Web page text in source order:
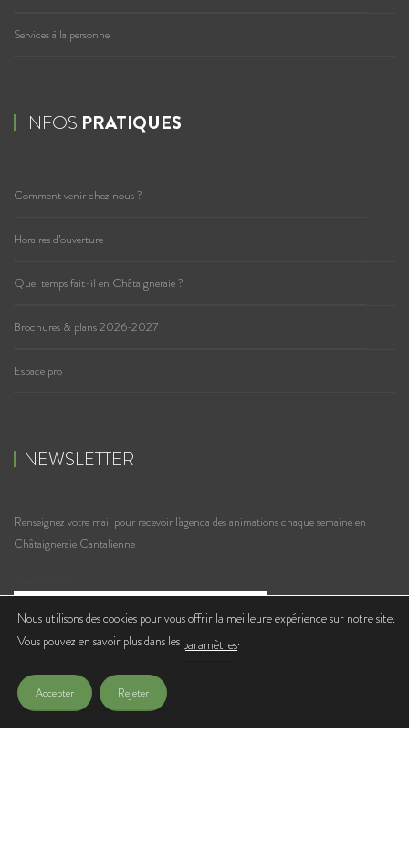
Services à la personne
INFOS PRATIQUES
Comment venir chez nous ?
Horaires d’ouverture
Quel temps fait-il en Châtaigneraie ?
Brochures & plans 2026-2027
Espace pro
NEWSLETTER
Renseignez votre mail pour recevoir l'agenda des animations chaque semaine en
Châtaigneraie Cantalienne
J'accepte de recevoir les lettres d'infos de l'Office de Tourisme
Nous utilisons des cookies pour vous offrir la meilleure expérience sur notre site.
Vous pouvez en savoir plus dans les paramètres.
Accepter Rejeter